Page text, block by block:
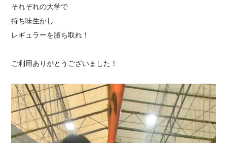
それぞれの大学で
持ち味生かし
レギュラーを勝ち取れ！
ご利用ありがとうございました！